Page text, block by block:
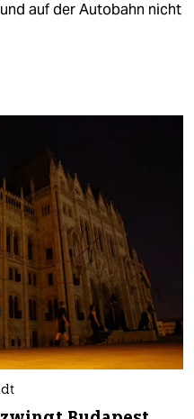
auf der Autobahn nicht